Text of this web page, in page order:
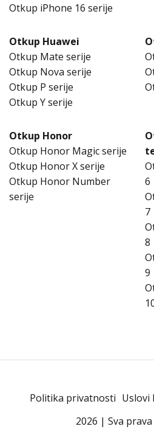
Otkup iPhone 16 serije
Otkup Huawei
Otkup Mate serije
Otkup Nova serije
Otkup P serije
Otkup Y serije
Otkup Honor
Otkup Honor Magic serije
Otkup Honor X serije
Otkup Honor Number
serije
6
7
8
9
Politika privatnosti Uslovi
2026 | Sva